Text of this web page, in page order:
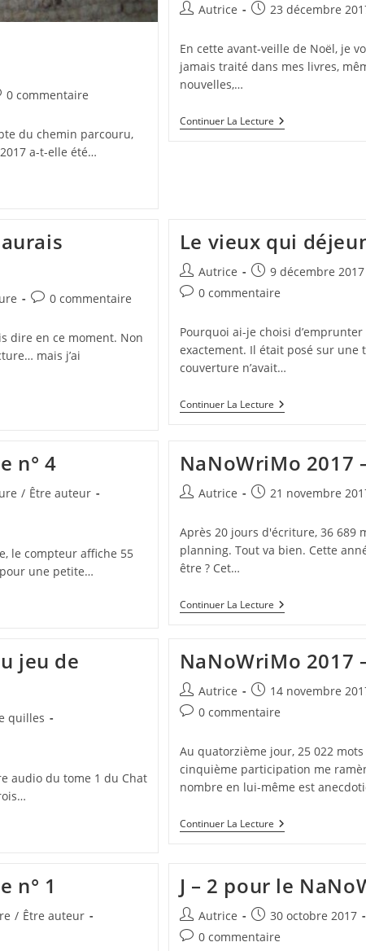
:
0 commentaire
du chemin parcouru,
a-t-elle été…
Auteur/autrice
la
publication :
Autrice
Publication
23 décembre
En cette avant-veille de Noël, je
jamais traité dans mes livres,
nouvelles,…
Continuer La LectureDécédée_Décidée,
Le
Commentaires
la
publication :
0 commentaire
dire en ce moment. Non
mais j’ai
Le vieux qui
Auteur/autrice
de
Autrice
Publication
publiée :
9 décembre 2017
Commentaires
la
publication :
0 commentaire
Pourquoi ai-je choisi
exactement. Il était posé sur une
couverture n’avait…
Continuer La LectureLe
Vieux
Seul
n° 4
/ Être auteur
le compteur affiche 55
une petite…
NaNoWriMo 2017
Auteur/autrice
la
publication :
Autrice
Publication
21 novembre
Après 20 jours d'écriture, 36 689
planning. Tout va bien. Cette
être ? Cet…
Continuer La LectureNaNoWriMo
2017
D’étape
N°
jeu de
quilles
audio du tome 1 du Chat
NaNoWriMo 2017
Auteur/autrice
de
Autrice
Publication
publiée :
14 novembre
Commentaires
la
publication :
0 commentaire
Au quatorzième jour, 25 022
cinquième participation me
nombre en lui-même est
Continuer La LectureNaNoWriMo
2017
D’étape
N°
n° 1
/ Être auteur
J – 2 pour le
Auteur/autrice
de
Autrice
Publication
publiée :
30 octobre 2017
Commentaires
0 commentaire